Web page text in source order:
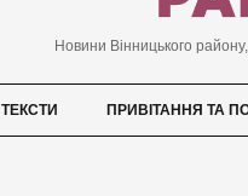
Новини Вінницького
ТЕКСТИ ПРИВІТАННЯ ТА